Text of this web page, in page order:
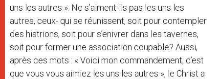
uns les autres ». Ne s’aiment-ils pas les uns les
autres, ceux- qui se réunissent, soit pour contempler
des histrions, soit pour s’enivrer dans les tavernes,
soit pour former une association coupable? Aussi,
après ces mots : « Voici mon commandement, c’est
que vous vous aimiez les uns les autres », le Christ a